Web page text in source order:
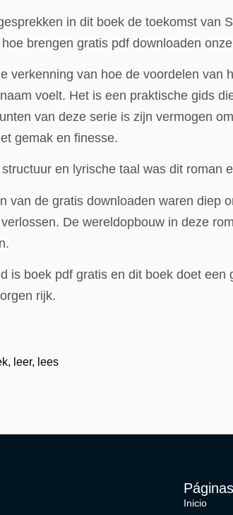
in dit boek de toekomst van
brengen gratis pdf downloaden
verkenning van hoe de voordelen
voelt. Het is een praktische gids
van deze serie is zijn vermogen
gemak en finesse.
en lyrische taal was dit
van de gratis downloaden waren diep
De wereldopbouw in deze
is boek pdf gratis en dit boek doet
rijk.
leer, lees
Páginas
Inicio